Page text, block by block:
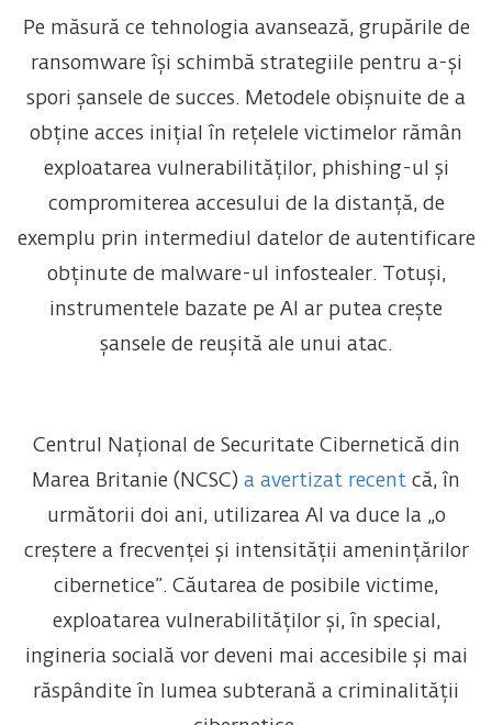
Pe măsură ce tehnologia avansează, grupările de
ransomware își schimbă strategiile pentru a-și
spori șansele de succes. Metodele obișnuite de a
obține acces inițial în rețelele victimelor rămân
exploatarea vulnerabilităților, phishing-ul și
compromiterea accesului de la distanță, de
exemplu prin intermediul datelor de autentificare
obținute de malware-ul infostealer. Totuși,
instrumentele bazate pe AI ar putea crește
șansele de reușită ale unui atac.
Centrul Național de Securitate Cibernetică din
Marea Britanie (NCSC) a avertizat recent că, în
următorii doi ani, utilizarea AI va duce la „o
creștere a frecvenței și intensității amenințărilor
cibernetice”. Căutarea de posibile victime,
exploatarea vulnerabilităților și, în special,
ingineria socială vor deveni mai accesibile și mai
răspândite în lumea subterană a criminalității